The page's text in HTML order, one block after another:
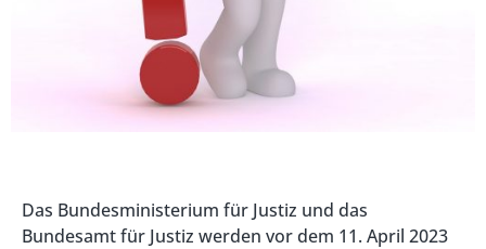
Das Bundesministerium für Justiz und das
Bundesamt für Justiz werden vor dem 11. April 2023